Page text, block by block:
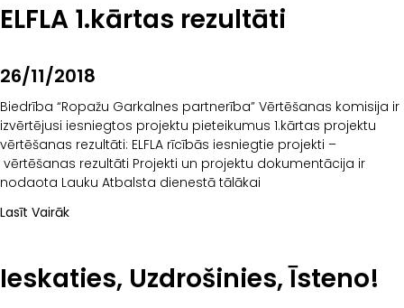
ELFLA 1.kārtas rezultāti
26/11/2018
Biedrība “Ropažu Garkalnes partnerība” Vērtēšanas komisija ir
izvērtējusi iesniegtos projektu pieteikumus 1.kārtas projektu
vērtēšanas rezultāti: ELFLA rīcībās iesniegtie projekti –
vērtēšanas rezultāti Projekti un projektu dokumentācija ir
nodaota Lauku Atbalsta dienestā tālākai
Lasīt Vairāk
Ieskaties, Uzdrošinies, Īsteno!